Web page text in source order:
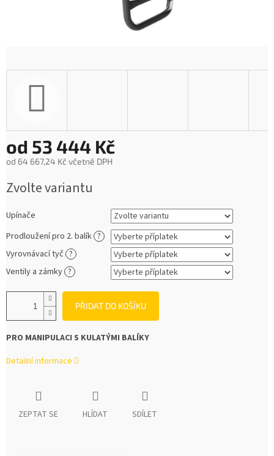
od 53 444 Kč
od 64 667,24 Kč včetně DPH
cena:
Zvolte variantu
Upínače
Prodloužení pro 2. balík ?
Vyrovnávací tyč ?
Ventily a zámky ?
PŘIDAT DO KOŠÍKU
PRO MANIPULACI S KULATÝMI BALÍKY
Detailní informace
ZEPTAT SE HLÍDAT SDÍLET